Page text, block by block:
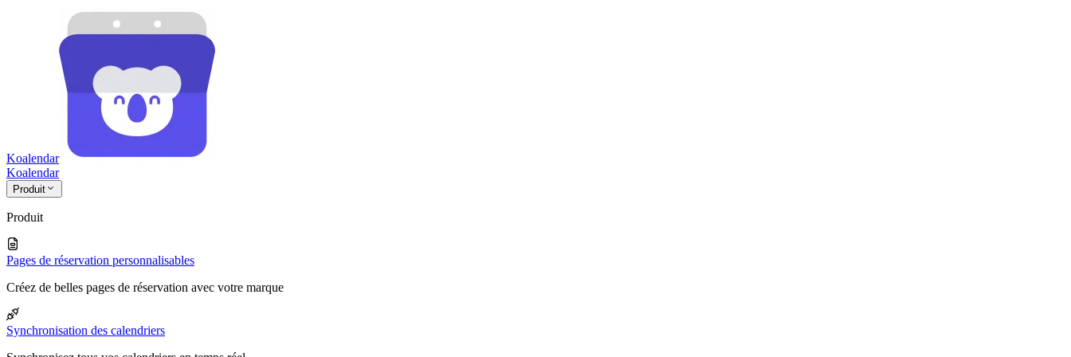
Koalendar
Koalendar
Produit
Produit
Pages de réservation personnalisables
Créez de belles pages de réservation avec votre marque
Synchronisation des calendriers